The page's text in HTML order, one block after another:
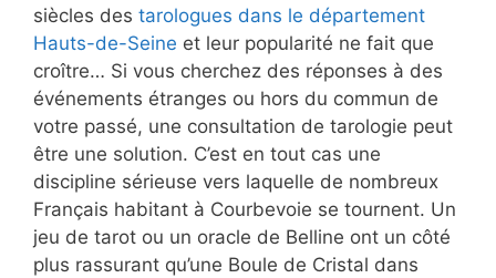
siècles des tarologues dans le département
Hauts-de-Seine et leur popularité ne fait que
croître… Si vous cherchez des réponses à des
événements étranges ou hors du commun de
votre passé, une consultation de tarologie peut
être une solution. C’est en tout cas une
discipline sérieuse vers laquelle de nombreux
Français habitant à Courbevoie se tournent. Un
jeu de tarot ou un oracle de Belline ont un côté
plus rassurant qu’une Boule de Cristal dans